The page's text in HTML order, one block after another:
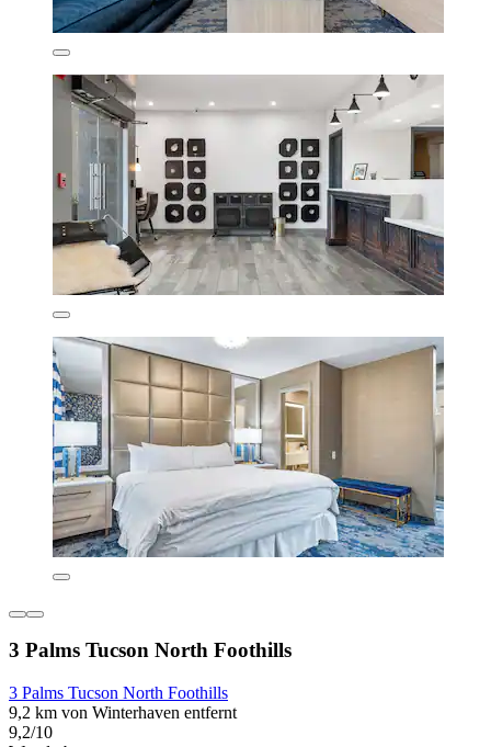
3 Palms Tucson North Foothills
3 Palms Tucson North Foothills
9,2 km von Winterhaven entfernt
9,2/10